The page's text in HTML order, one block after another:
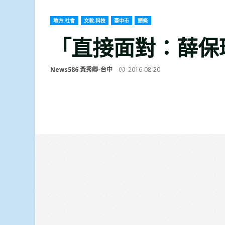
地方.社會 文教.科技 臺中市 頭條
「直接面對：薛
News586 黃秀卿-台中 2016-08-20